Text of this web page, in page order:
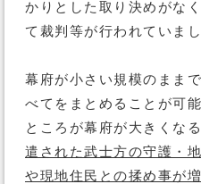
かりとした取り決めがな
て裁判等が行われていまし
幕府が小さい規模のまま
べてをまとめることが可
ところが幕府が大きくな
遣された武士方の守護・
や現地住民との揉め事が